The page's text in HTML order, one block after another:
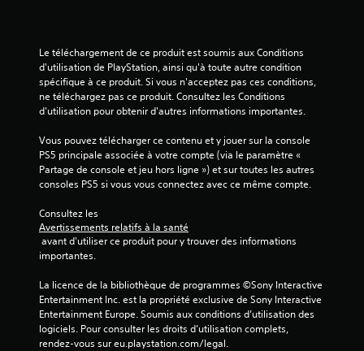
Le téléchargement de ce produit est soumis aux Conditions
d'utilisation de PlayStation, ainsi qu'à toute autre condition
spécifique à ce produit. Si vous n'acceptez pas ces conditions,
ne téléchargez pas ce produit. Consultez les Conditions
d'utilisation pour obtenir d'autres informations importantes.
Vous pouvez télécharger ce contenu et y jouer sur la console
PS5 principale associée à votre compte (via le paramètre «
Partage de console et jeu hors ligne ») et sur toutes les autres
consoles PS5 si vous vous connectez avec ce même compte.
Consultez les
Avertissements relatifs à la santé
importantes.
La licence de la bibliothèque de programmes ©Sony Interactive
Entertainment Inc. est la propriété exclusive de Sony Interactive
Entertainment Europe. Soumis aux conditions d’utilisation des
logiciels. Pour consulter les droits d’utilisation complets,
rendez-vous sur eu.playstation.com/legal.